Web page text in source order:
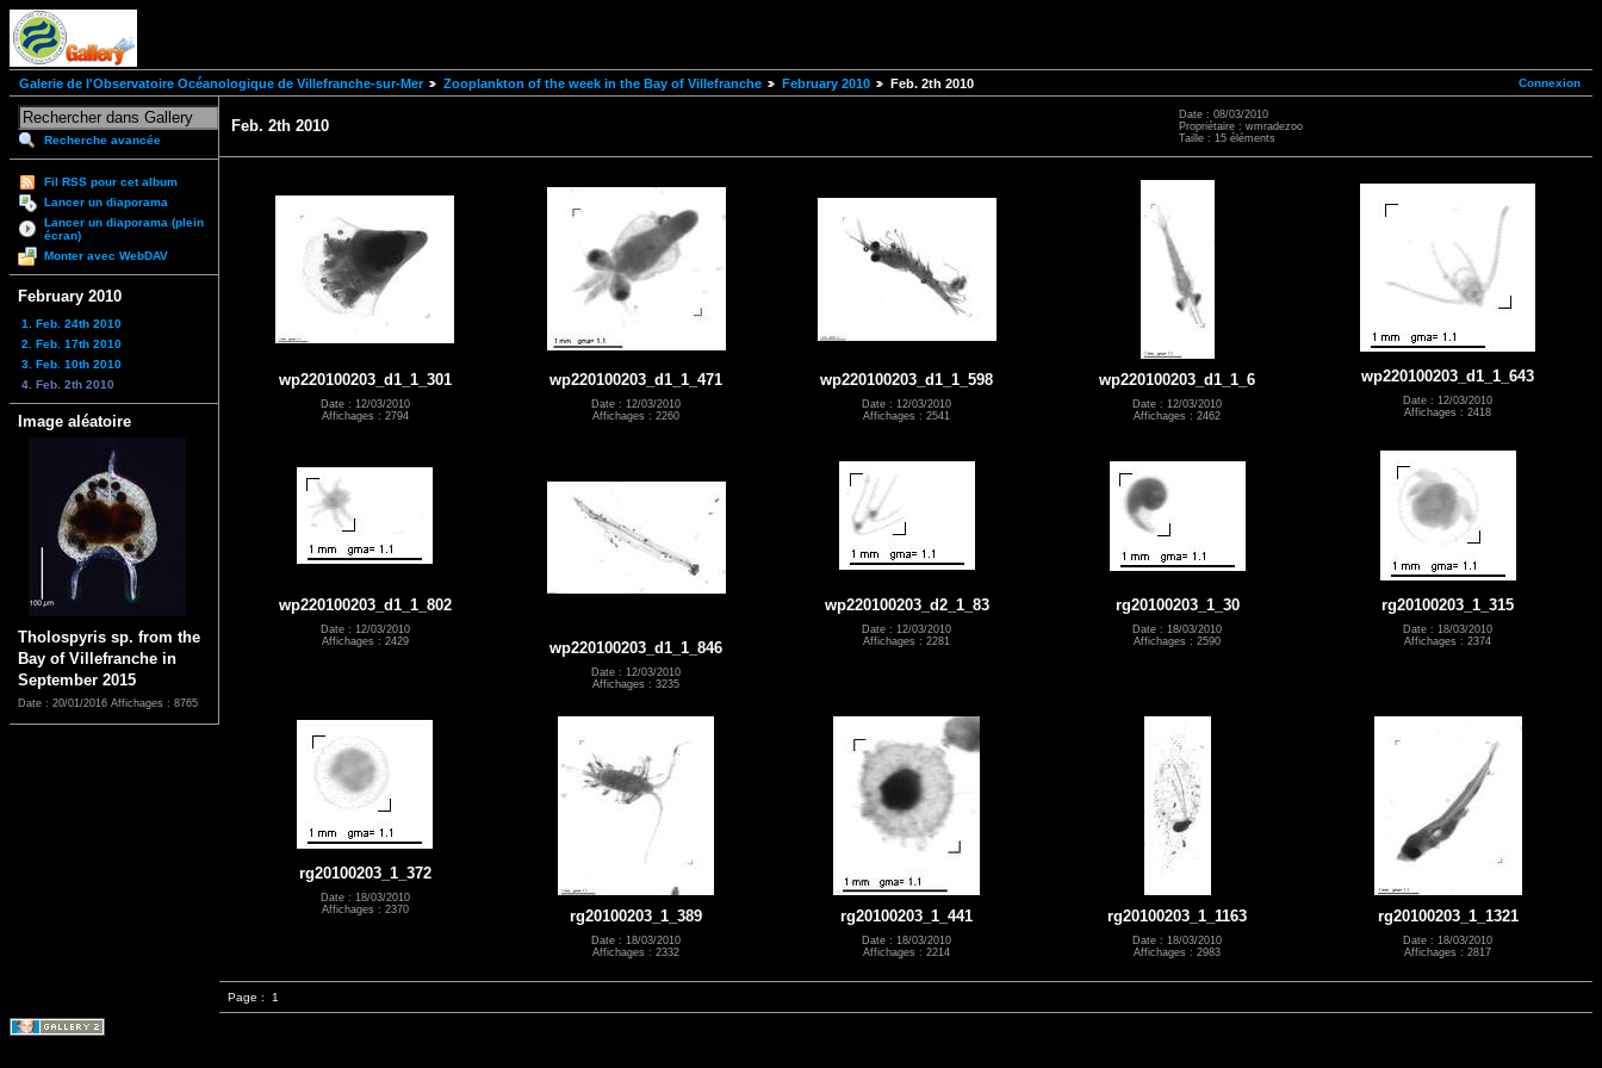
Connexion
Galerie de l'Observatoire Océanologique de Villefranche-sur-Mer Zooplankton of the week in the Bay of Villefranche February 2010 Feb. 2th 2010
Recherche avancée
Fil RSS pour cet album
Lancer un diaporama
Lancer un diaporama (plein
écran)
Monter avec WebDAV
February 2010
1. Feb. 24th 2010
2. Feb. 17th 2010
3. Feb. 10th 2010
4. Feb. 2th 2010
Image aléatoire
Tholospyris sp. from the
Bay of Villefranche in
September 2015
Date : 20/01/2016 Affichages : 8765
Feb. 2th 2010
Date : 08/03/2010
Propriétaire : wmradezoo
Taille : 15 éléments
wp220100203_d1_1_301
Date : 12/03/2010
Affichages : 2794
wp220100203_d1_1_471
Date : 12/03/2010
Affichages : 2260
wp220100203_d1_1_598
Date : 12/03/2010
Affichages : 2541
wp220100203_d1_1_6
Date : 12/03/2010
Affichages : 2462
wp220100203_d1_1_643
Date : 12/03/2010
Affichages : 2418
wp220100203_d1_1_802
Date : 12/03/2010
Affichages : 2429
wp220100203_d1_1_846
Date : 12/03/2010
Affichages : 3235
wp220100203_d2_1_83
Date : 12/03/2010
Affichages : 2281
rg20100203_1_30
Date : 18/03/2010
Affichages : 2590
rg20100203_1_315
Date : 18/03/2010
Affichages : 2374
rg20100203_1_372
Date : 18/03/2010
Affichages : 2370
rg20100203_1_389
Date : 18/03/2010
Affichages : 2332
rg20100203_1_441
Date : 18/03/2010
Affichages : 2214
rg20100203_1_1163
Date : 18/03/2010
Affichages : 2983
rg20100203_1_1321
Date : 18/03/2010
Affichages : 2817
Page : 1